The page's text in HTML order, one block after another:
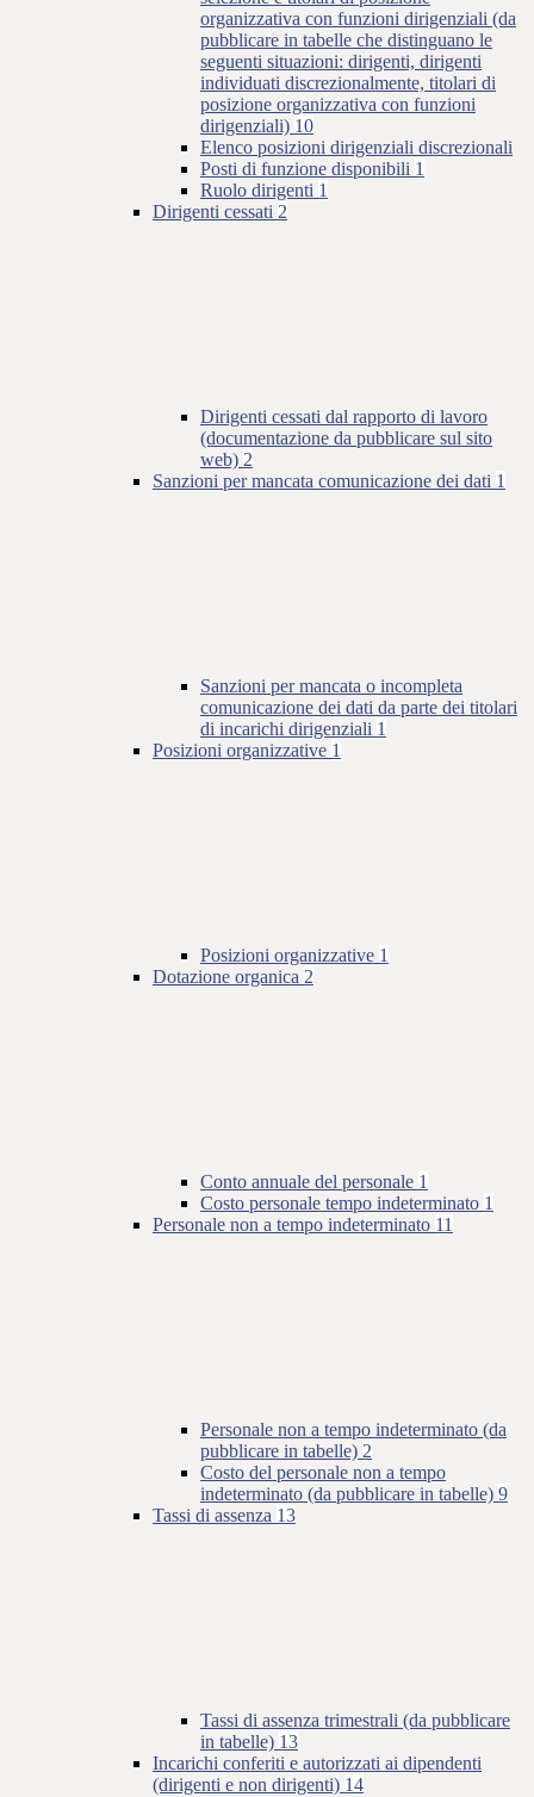
organizzativa con funzioni dirigenziali (da
pubblicare in tabelle che distinguano le
seguenti situazioni: dirigenti, dirigenti
individuati discrezionalmente, titolari di
posizione organizzativa con funzioni
dirigenziali) 10
Elenco posizioni dirigenziali discrezionali
Posti di funzione disponibili 1
Ruolo dirigenti 1
Dirigenti cessati 2
Dirigenti cessati dal rapporto di lavoro
(documentazione da pubblicare sul sito
web) 2
Sanzioni per mancata comunicazione dei dati 1
Sanzioni per mancata o incompleta
comunicazione dei dati da parte dei titolari
di incarichi dirigenziali 1
Posizioni organizzative 1
Posizioni organizzative 1
Dotazione organica 2
Conto annuale del personale 1
Costo personale tempo indeterminato 1
Personale non a tempo indeterminato 11
Personale non a tempo indeterminato (da
pubblicare in tabelle) 2
Costo del personale non a tempo
indeterminato (da pubblicare in tabelle) 9
Tassi di assenza 13
Tassi di assenza trimestrali (da pubblicare
in tabelle) 13
Incarichi conferiti e autorizzati ai dipendenti
(dirigenti e non dirigenti) 14